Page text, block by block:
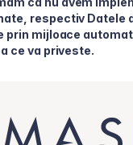
respectiv Datele
prin mijloace
ce va priveste.